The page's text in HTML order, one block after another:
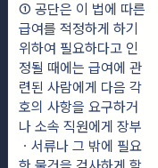
① 공단은 이 법에 따른
급여를 적정하게 하기
위하여 필요하다고 인
정될 때에는 급여에 관
련된 사람에게 다음 각
호의 사항을 요구하거
나 소속 직원에게 장부
ㆍ서류나 그 밖에 필요